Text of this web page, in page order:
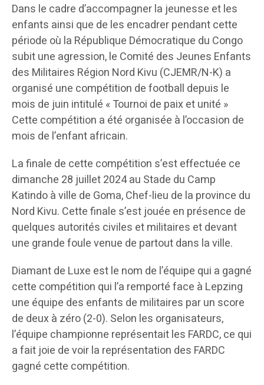
Dans le cadre d’accompagner la jeunesse et les
enfants ainsi que de les encadrer pendant cette
période où la République Démocratique du Congo
subit une agression, le Comité des Jeunes Enfants
des Militaires Région Nord Kivu (CJEMR/N-K) a
organisé une compétition de football depuis le
mois de juin intitulé « Tournoi de paix et unité »
Cette compétition a été organisée à l’occasion de
mois de l’enfant africain.
La finale de cette compétition s’est effectuée ce
dimanche 28 juillet 2024 au Stade du Camp
Katindo à ville de Goma, Chef-lieu de la province du
Nord Kivu. Cette finale s’est jouée en présence de
quelques autorités civiles et militaires et devant
une grande foule venue de partout dans la ville.
Diamant de Luxe est le nom de l’équipe qui a gagné
cette compétition qui l’a remporté face à Lepzing
une équipe des enfants de militaires par un score
de deux à zéro (2-0). Selon les organisateurs,
l’équipe championne représentait les FARDC, ce qui
a fait joie de voir la représentation des FARDC
gagné cette compétition.